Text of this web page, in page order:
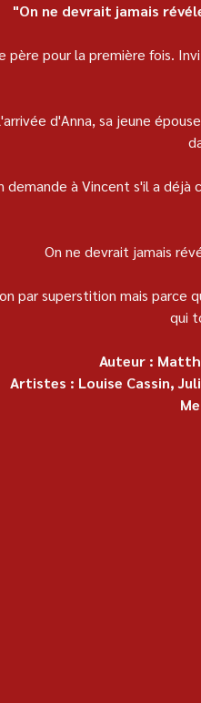
"On ne devrait jamais
père pour la première fois.
d'Anna, sa jeune
demande à Vincent s'il a
On ne devrait jamais
par superstition mais parce
qui
Auteur :
Artistes : Louise Cassin,